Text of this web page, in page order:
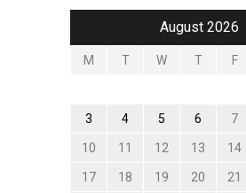
August 2026
M T W T F
3 4 5 6 7
10 11 12 13 14
17 18 19 20 21